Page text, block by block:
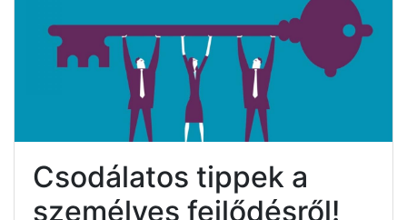
Csodálatos tippek a
személyes fejlődésről!